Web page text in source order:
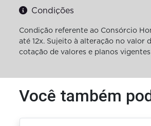
Condições
Condição referente ao Consórcio
até 12x. Sujeito à alteração no valor
cotação de valores e planos
Você também